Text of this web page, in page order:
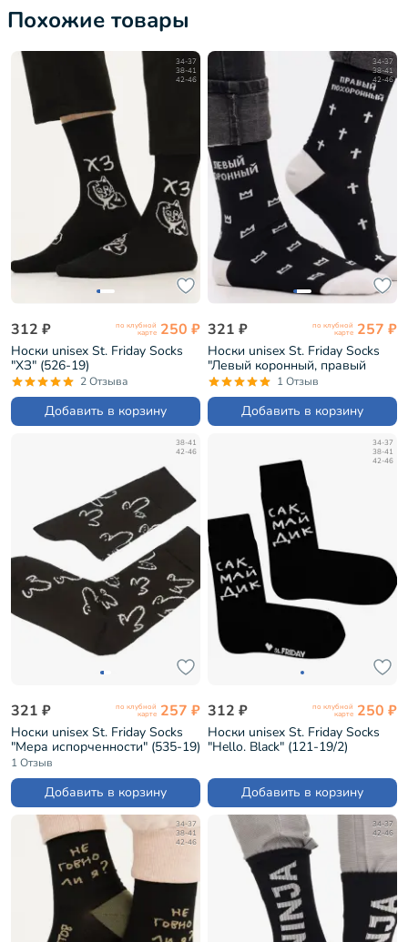
Похожие товары
34-37
38-41
42-46
312 ₽ по клубной
карте 250 ₽
Носки unisex St. Friday Socks
"ХЗ" (526-19)
2 Отзыва
Добавить в корзину
34-37
38-41
42-46
321 ₽ по клубной
карте 257 ₽
Носки unisex St. Friday Socks
"Левый коронный, правый
похоронный" (523-19)
1 Отзыв
Добавить в корзину
38-41
42-46
321 ₽ по клубной
карте 257 ₽
Носки unisex St. Friday Socks
"Мера испорченности" (535-19)
1 Отзыв
Добавить в корзину
34-37
38-41
42-46
312 ₽ по клубной
карте 250 ₽
Носки unisex St. Friday Socks
"Hello. Black" (121-19/2)
Добавить в корзину
34-37
38-41
42-46
34-37
42-46